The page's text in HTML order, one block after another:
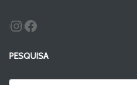
Instagram
Facebook
PESQUISA